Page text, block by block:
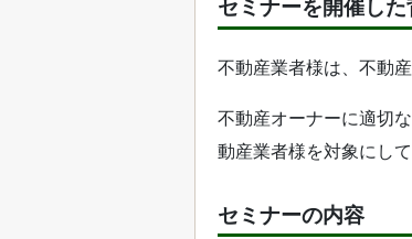
セミナーを開催し
不動産業者様は、不動
不動産オーナーに適切
動産業者様を対象にし
セミナーの内容